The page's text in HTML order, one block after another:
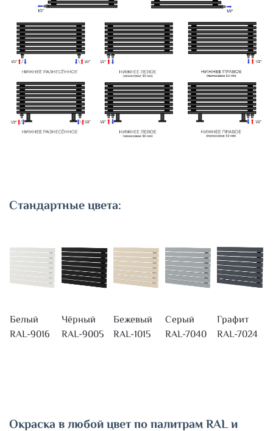
Стандартные цвета:
Белый
RAL-9016
Чёрный
RAL-9005
Бежевый
RAL-1015
Серый
RAL-7040
Графит
RAL-7024
Окраска в любой цвет по палитрам RAL и